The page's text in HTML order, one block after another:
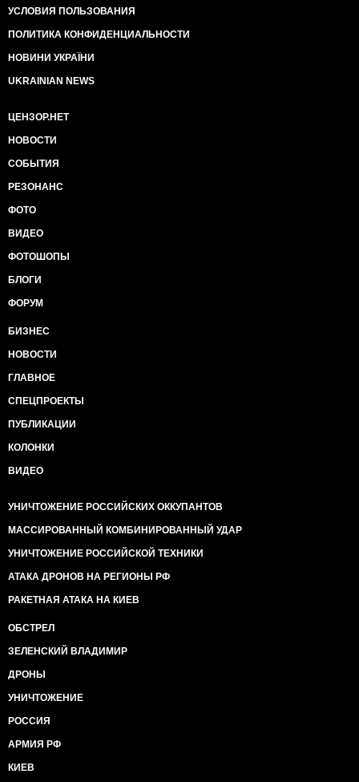
УСЛОВИЯ ПОЛЬЗОВАНИЯ
ПОЛИТИКА КОНФИДЕНЦИАЛЬНОСТИ
НОВИНИ УКРАЇНИ
UKRAINIAN NEWS
ЦЕНЗОР.НЕТ
НОВОСТИ
СОБЫТИЯ
РЕЗОНАНС
ФОТО
ВИДЕО
ФОТОШОПЫ
БЛОГИ
ФОРУМ
БИЗНЕС
НОВОСТИ
ГЛАВНОЕ
СПЕЦПРОЕКТЫ
ПУБЛИКАЦИИ
КОЛОНКИ
ВИДЕО
УНИЧТОЖЕНИЕ РОССИЙСКИХ ОККУПАНТОВ
МАССИРОВАННЫЙ КОМБИНИРОВАННЫЙ УДАР
УНИЧТОЖЕНИЕ РОССИЙСКОЙ ТЕХНИКИ
АТАКА ДРОНОВ НА РЕГИОНЫ РФ
РАКЕТНАЯ АТАКА НА КИЕВ
ОБСТРЕЛ
ЗЕЛЕНСКИЙ ВЛАДИМИР
ДРОНЫ
УНИЧТОЖЕНИЕ
РОССИЯ
АРМИЯ РФ
КИЕВ